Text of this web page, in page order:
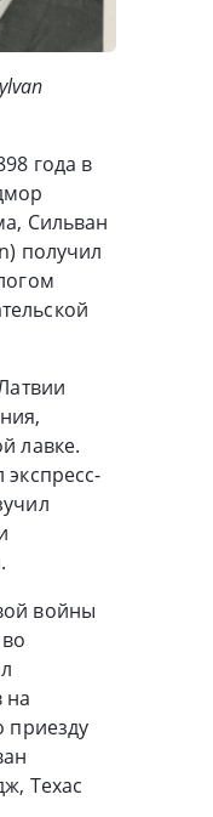
года в
Сильван
получил
лавке.
войны
на
приезду
Техас